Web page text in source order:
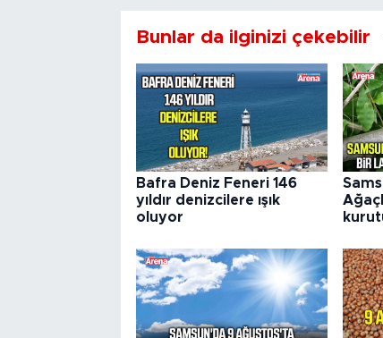
Bunlar da ilginizi çekebilir
Bafra Deniz Feneri 146
yıldır denizcilere ışık
oluyor